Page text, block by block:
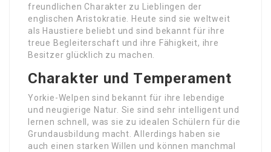
freundlichen Charakter zu Lieblingen der
englischen Aristokratie. Heute sind sie weltweit
als Haustiere beliebt und sind bekannt für ihre
treue Begleiterschaft und ihre Fähigkeit, ihre
Besitzer glücklich zu machen.
Charakter und Temperament
Yorkie-Welpen sind bekannt für ihre lebendige
und neugierige Natur. Sie sind sehr intelligent und
lernen schnell, was sie zu idealen Schülern für die
Grundausbildung macht. Allerdings haben sie
auch einen starken Willen und können manchmal